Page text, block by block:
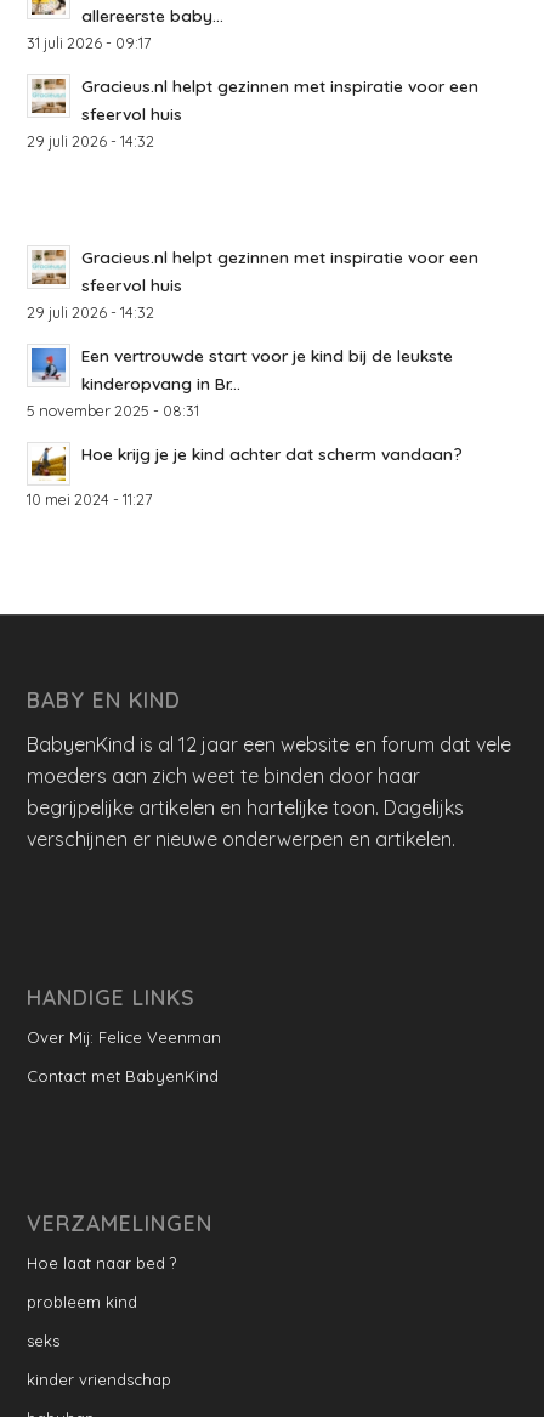
allereerste baby...
31 juli 2026 - 09:17
Gracieus.nl helpt gezinnen met inspiratie voor een
sfeervol huis
29 juli 2026 - 14:32
Gracieus.nl helpt gezinnen met inspiratie voor een
sfeervol huis
29 juli 2026 - 14:32
Een vertrouwde start voor je kind bij de leukste
kinderopvang in Br...
5 november 2025 - 08:31
Hoe krijg je je kind achter dat scherm vandaan?
10 mei 2024 - 11:27
BABY EN KIND
BabyenKind is al 12 jaar een website en forum dat vele
moeders aan zich weet te binden door haar
begrijpelijke artikelen en hartelijke toon. Dagelijks
verschijnen er nieuwe onderwerpen en artikelen.
HANDIGE LINKS
Over Mij: Felice Veenman
Contact met BabyenKind
VERZAMELINGEN
Hoe laat naar bed ?
probleem kind
seks
kinder vriendschap